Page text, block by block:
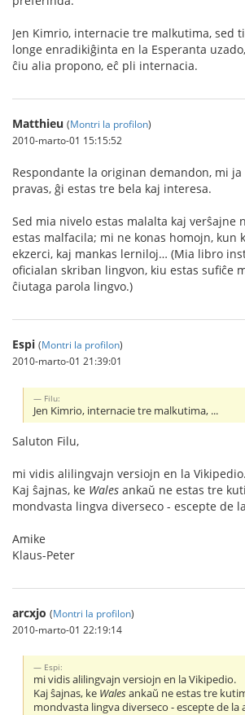
Jen Kimrio, internacie tre malkutima, sed
longe enradikiĝinta en la Esperanta
ĉiu alia propono, eĉ pli internacia.
Matthieu (Montri la profilon)
2010-marto-01 15:15:52
Respondante la originan demandon, mi
pravas, ĝi estas tre bela kaj interesa.
Sed mia nivelo estas malalta kaj verŝajne
estas malfacila; mi ne konas homojn, kun
ekzerci, kaj mankas lerniloj… (Mia libro
oficialan skriban lingvon, kiu estas sufiĉe
ĉiutaga parola lingvo.)
Espi (Montri la profilon)
2010-marto-01 21:39:01
Filu:
Jen Kimrio, internacie tre malkutima, ...
Saluton Filu,
mi vidis alilingvajn versiojn en la Vikipedio.
Kaj ŝajnas, ke Wales ankaŭ ne estas tre
mondvasta lingva diverseco - escepte de
Amike
Klaus-Peter
arcxjo (Montri la profilon)
2010-marto-01 22:19:14
Espi:
mi vidis alilingvajn versiojn en la Vikipedio.
Kaj ŝajnas, ke Walesankaŭ ne estas tre
mondvasta lingva diverseco - escepte de la